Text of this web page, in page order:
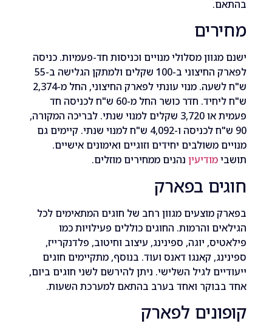
מסלולי מנויים וכניסות חד-פעמיות. כניסה
לפארק החיצוני ב-100 שקלים ולמתקן הגלישה ב-55
ש"ח לשעה. מנוי עונתי לפארק החיצוני, החל מ-2,374
ש"ח ליחיד. חדר כושר החל מ-60 ש"ח לכניסה חד
פעמית או 3,720 שקלים למנוי שנתי. לבריכה המקורה,
90 ש"ח לכניסה ו-4,092 ש"ח למנוי שנתי. קיימים גם
משולבים יחידים וזוגיים ואימונים אישיים.
מודיעיןנהנים ממחירים מוזלים.
בפארק
מוצעים מגוון רחב של חוגים המתאימים לכל
והרמות. החוגים כוללים פעילויות כמו
יוגה, ספינינג, עיצוב וחיטוב, פלדנקרייז,
קאנגו דאנס ועוד. בנוסף, מתקיימים חוגים
לגיל השלישי. ניתן להירשם לשני חוגים ביום,
ואחד בערב בהתאם למערכת השעות.
לפארק